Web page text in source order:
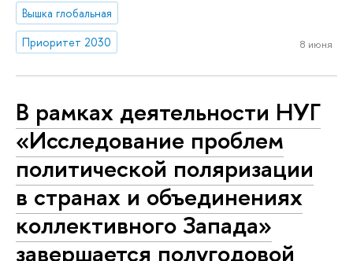
Вышка глобальная
Приоритет 2030
8 июня
В рамках деятельности НУГ
«Исследование проблем
политической поляризации
в странах и объединениях
коллективного Запада»
завершается полугодовой